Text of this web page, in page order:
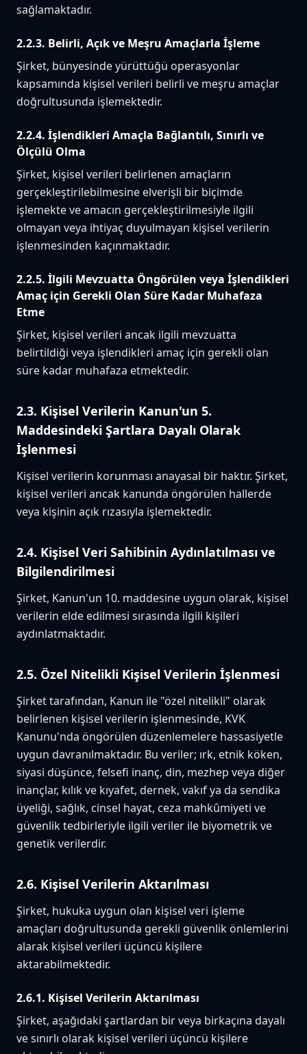
sağlamaktadır.
2.2.3. Belirli, Açık ve Meşru Amaçlarla İşleme
Şirket, bünyesinde yürüttüğü operasyonlar
kapsamında kişisel verileri belirli ve meşru amaçlar
doğrultusunda işlemektedir.
2.2.4. İşlendikleri Amaçla Bağlantılı, Sınırlı ve
Ölçülü Olma
Şirket, kişisel verileri belirlenen amaçların
gerçekleştirilebilmesine elverişli bir biçimde
işlemekte ve amacın gerçekleştirilmesiyle ilgili
olmayan veya ihtiyaç duyulmayan kişisel verilerin
işlenmesinden kaçınmaktadır.
2.2.5. İlgili Mevzuatta Öngörülen veya İşlendikleri
Amaç için Gerekli Olan Süre Kadar Muhafaza
Etme
Şirket, kişisel verileri ancak ilgili mevzuatta
belirtildiği veya işlendikleri amaç için gerekli olan
süre kadar muhafaza etmektedir.
2.3. Kişisel Verilerin Kanun'un 5.
Maddesindeki Şartlara Dayalı Olarak
İşlenmesi
Kişisel verilerin korunması anayasal bir haktır. Şirket,
kişisel verileri ancak kanunda öngörülen hallerde
veya kişinin açık rızasıyla işlemektedir.
2.4. Kişisel Veri Sahibinin Aydınlatılması ve
Bilgilendirilmesi
Şirket, Kanun'un 10. maddesine uygun olarak, kişisel
verilerin elde edilmesi sırasında ilgili kişileri
aydınlatmaktadır.
2.5. Özel Nitelikli Kişisel Verilerin İşlenmesi
Şirket tarafından, Kanun ile "özel nitelikli" olarak
belirlenen kişisel verilerin işlenmesinde, KVK
Kanunu'nda öngörülen düzenlemelere hassasiyetle
uygun davranılmaktadır. Bu veriler; ırk, etnik köken,
siyasi düşünce, felsefi inanç, din, mezhep veya diğer
inançlar, kılık ve kıyafet, dernek, vakıf ya da sendika
üyeliği, sağlık, cinsel hayat, ceza mahkûmiyeti ve
güvenlik tedbirleriyle ilgili veriler ile biyometrik ve
genetik verilerdir.
2.6. Kişisel Verilerin Aktarılması
Şirket, hukuka uygun olan kişisel veri işleme
amaçları doğrultusunda gerekli güvenlik önlemlerini
alarak kişisel verileri üçüncü kişilere
aktarabilmektedir.
2.6.1. Kişisel Verilerin Aktarılması
Şirket, aşağıdaki şartlardan bir veya birkaçına dayalı
ve sınırlı olarak kişisel verileri üçüncü kişilere